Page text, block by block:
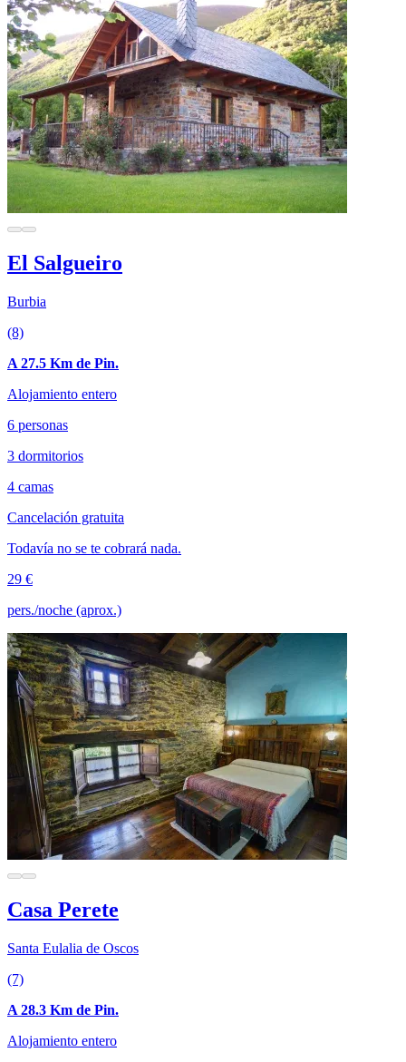
El Salgueiro
Burbia
(8)
A 27.5 Km de Pin.
Alojamiento entero
6 personas
3 dormitorios
4 camas
Cancelación gratuita
Todavía no se te cobrará nada.
29 €
pers./noche (aprox.)
Casa Perete
Santa Eulalia de Oscos
(7)
A 28.3 Km de Pin.
Alojamiento entero